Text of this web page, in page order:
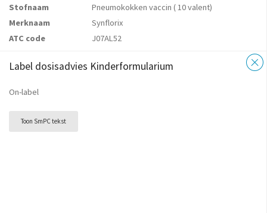
Stofnaam
Pneumokokken vaccin ( 10 valent)
Merknaam
Synflorix
ATC code
J07AL52
Label dosisadvies Kinderformularium
On-label
Toon SmPC tekst